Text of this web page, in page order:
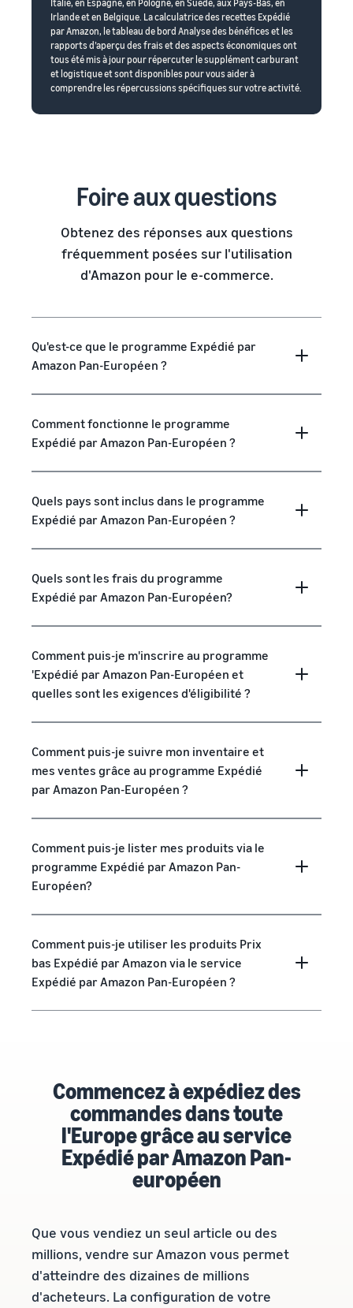
Italie, en Espagne, en Pologne, en Suède, aux Pays-Bas, en
Irlande et en Belgique. La calculatrice des recettes Expédié
par Amazon, le tableau de bord Analyse des bénéfices et les
rapports d’aperçu des frais et des aspects économiques ont
tous été mis à jour pour répercuter le supplément carburant
et logistique et sont disponibles pour vous aider à
comprendre les répercussions spécifiques sur votre activité.
Foire aux questions
Obtenez des réponses aux questions
fréquemment posées sur l'utilisation
d'Amazon pour le e-commerce.
Qu'est-ce que le programme Expédié par
Amazon Pan-Européen ?
Comment fonctionne le programme
Expédié par Amazon Pan-Européen ?
Quels pays sont inclus dans le programme
Expédié par Amazon Pan-Européen ?
Quels sont les frais du programme
Expédié par Amazon Pan-Européen?
Comment puis-je m'inscrire au programme
'Expédié par Amazon Pan-Européen et
quelles sont les exigences d'éligibilité ?
Comment puis-je suivre mon inventaire et
mes ventes grâce au programme Expédié
par Amazon Pan-Européen ?
Comment puis-je lister mes produits via le
programme Expédié par Amazon Pan-
Européen?
Comment puis-je utiliser les produits Prix
bas Expédié par Amazon via le service
Expédié par Amazon Pan-Européen ?
Commencez à expédiez des
commandes dans toute
l'Europe grâce au service
Expédié par Amazon Pan-
européen
Que vous vendiez un seul article ou des
millions, vendre sur Amazon vous permet
d'atteindre des dizaines de millions
d'acheteurs. La configuration de votre